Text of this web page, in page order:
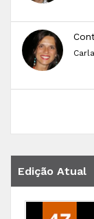
Edição Atual